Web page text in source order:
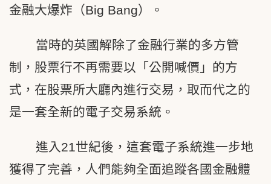
金融大爆炸（Big Bang）。
當時的英國解除了金融行業的多方管
制，股票行不再需要以「公開喊價」的方
式，在股票所大廳內進行交易，取而代之的
是一套全新的電子交易系統。
進入21世紀後，這套電子系統進一步地
獲得了完善，人們能夠全面追蹤各國金融體